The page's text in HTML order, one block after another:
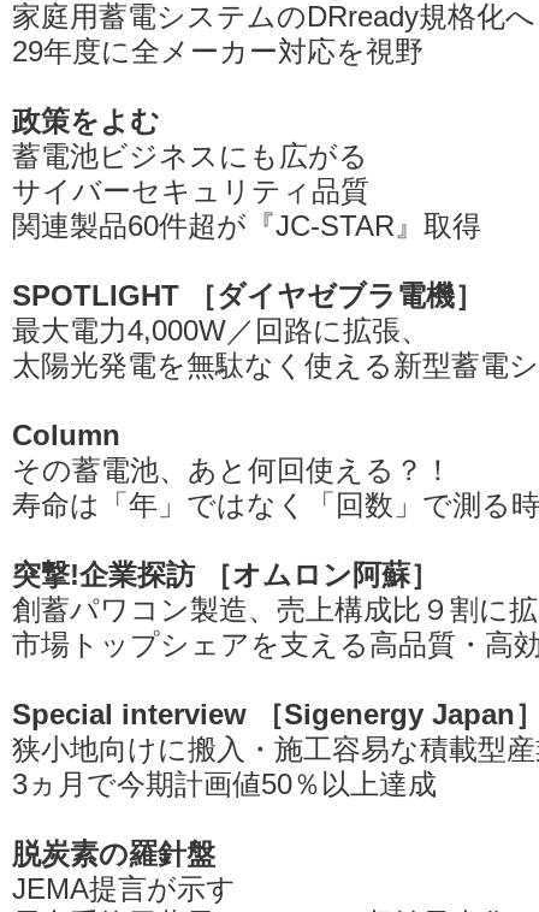
家庭用蓄電システムのDRready規格化へ
29年度に全メーカー対応を視野
政策をよむ
蓄電池ビジネスにも広がる
サイバーセキュリティ品質
関連製品60件超が『JC-STAR』取得
SPOTLIGHT ［ダイヤゼブラ電機］
最大電力4,000W／回路に拡張、
太陽光発電を無駄なく使える新型蓄電
Column
その蓄電池、あと何回使える？！
寿命は「年」ではなく「回数」で測る
突撃!企業探訪 ［オムロン阿蘇］
創蓄パワコン製造、売上構成比９割に
市場トップシェアを支える高品質・高
Special interview ［Sigenergy Japan
狭小地向けに搬入・施工容易な積載型
3ヵ月で今期計画値50％以上達成
脱炭素の羅針盤
JEMA提言が示す